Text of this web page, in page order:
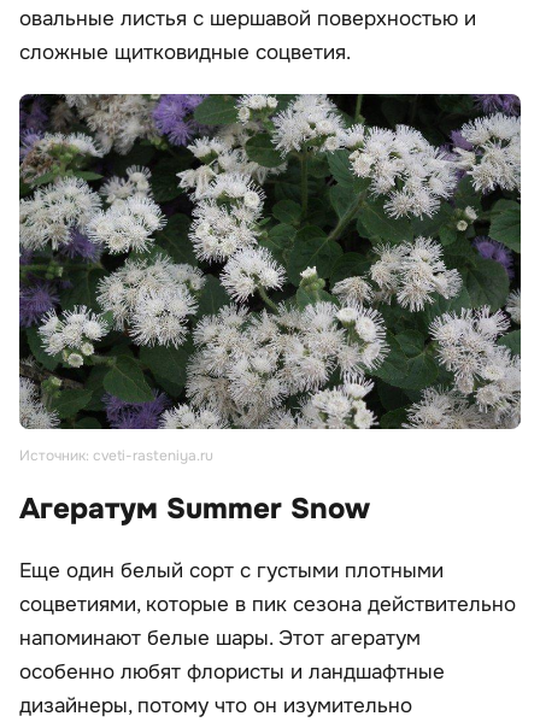
овальные листья с шершавой поверхностью и
сложные щитковидные соцветия.
Источник: cveti-rasteniya.ru
Агератум Summer Snow
Еще один белый сорт с густыми плотными
соцветиями, которые в пик сезона действительно
напоминают белые шары. Этот агератум
особенно любят флористы и ландшафтные
дизайнеры, потому что он изумительно